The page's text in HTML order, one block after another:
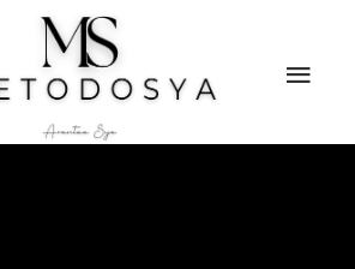
MENTORAS